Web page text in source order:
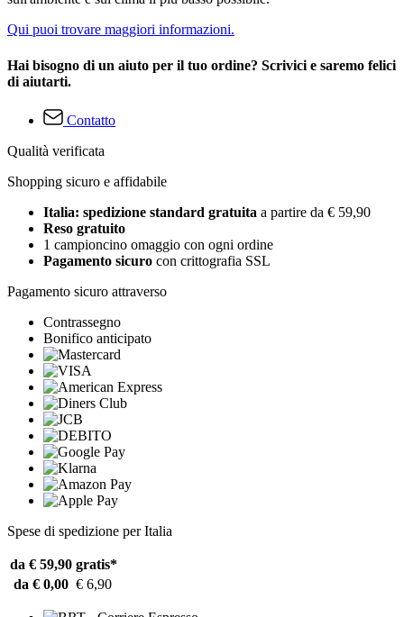
Qui puoi trovare maggiori informazioni.
Hai bisogno di un aiuto per il tuo ordine? Scrivici e saremo felici
di aiutarti.
Contatto
Qualità verificata
Shopping sicuro e affidabile
Italia: spedizione standard gratuita a partire da € 59,90
Reso gratuito
1 campioncino omaggio con ogni ordine
Pagamento sicuro con crittografia SSL
Pagamento sicuro attraverso
Contrassegno
Bonifico anticipato
Spese di spedizione per Italia
da € 59,90 gratis*
da € 0,00 € 6,90